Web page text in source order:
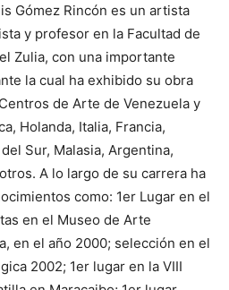
Gómez Rincón es un artista
y profesor en la Facultad de
Zulia, con una importante
la cual ha exhibido su obra
de Arte de Venezuela y
Holanda, Italia, Francia,
Sur, Malasia, Argentina,
A lo largo de su carrera ha
como: 1er Lugar en el
en el Museo de Arte
en el año 2000; selección en el
2002; 1er lugar en la VIII